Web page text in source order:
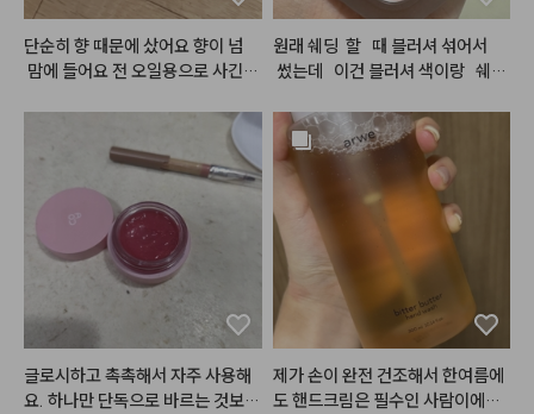
단순히 향 때문에 샀어요 향이 넘
맘에 들어요 전 오일용으로 사긴했
길.. 생각보다 커서 좋아요 삼만원
대는 솔직히 넘 비싸고 이마넌정도
원래 쉐딩  할   때 블러셔 섞어서
썼는데   이건 블러셔 색이랑   쉐딩
는데 확실히   합쳐져   있으니   편하
고. 색도   자연스럽고 이뻐요. 블러
셔   색이랑   섞여있으니.  일반   쉐
딩과 다르게   칙칙해   보이지   아나
영 생기   있어 보여여.  근데   좀
잘   깨질 것   같은   느낌   발색은
엄청 잘 되는 것 같아요. 그래서 좀
잘 조절해서 써야  할 것 같어여. 색
도  안칙칙 하게 생기. 있게 이쁘고
발색력도  좋고 해서 다음에도 재
구매 할 것 같아요.
글로시하고 촉촉해서 자주 사용해
요. 하나만 단독으로 바르는 것보다
제가 손이 완전 건조해서 한여름에
도 핸드크림은 필수인 사람이에요.